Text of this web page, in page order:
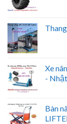
Xe
-
Bàn